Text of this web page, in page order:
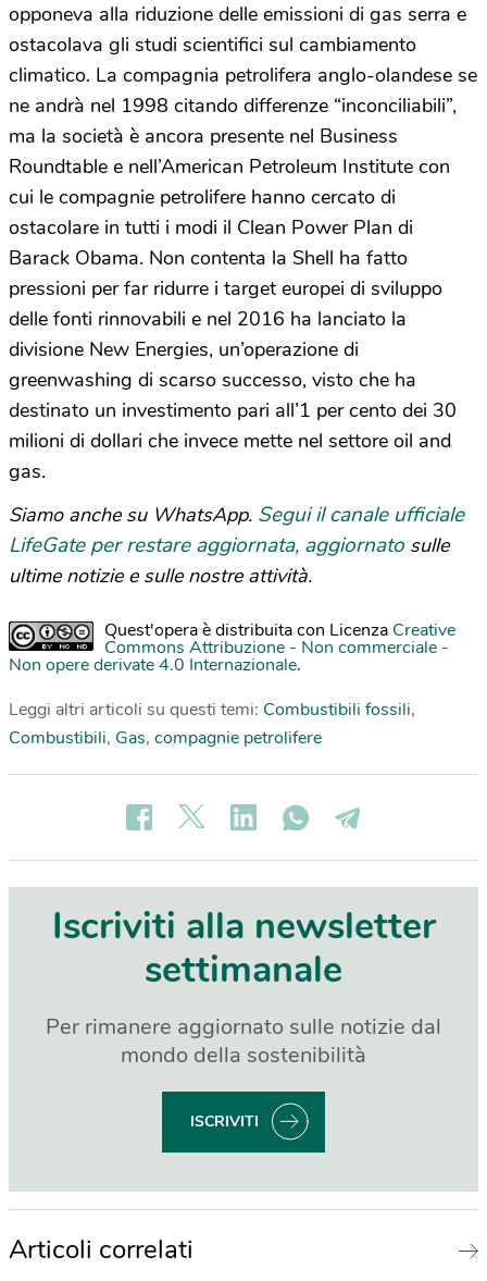
opponeva alla riduzione delle emissioni di gas serra e
ostacolava gli studi scientifici sul cambiamento
climatico. La compagnia petrolifera anglo-olandese se
ne andrà nel 1998 citando differenze “inconciliabili”,
ma la società è ancora presente nel Business
Roundtable e nell’American Petroleum Institute con
cui le compagnie petrolifere hanno cercato di
ostacolare in tutti i modi il Clean Power Plan di
Barack Obama. Non contenta la Shell ha fatto
pressioni per far ridurre i target europei di sviluppo
delle fonti rinnovabili e nel 2016 ha lanciato la
divisione New Energies, un’operazione di
greenwashing di scarso successo, visto che ha
destinato un investimento pari all’1 per cento dei 30
milioni di dollari che invece mette nel settore oil and
gas.
Siamo anche su WhatsApp. Segui il canale ufficiale
LifeGate per restare aggiornata, aggiornato sulle
ultime notizie e sulle nostre attività.
Quest'opera è distribuita con Licenza Creative
Commons Attribuzione - Non commerciale -
Non opere derivate 4.0 Internazionale.
Leggi altri articoli su questi temi: Combustibili fossili,
Combustibili, Gas, compagnie petrolifere
Iscriviti alla newsletter
settimanale
Per rimanere aggiornato sulle notizie dal
mondo della sostenibilità
ISCRIVITI
Articoli correlati